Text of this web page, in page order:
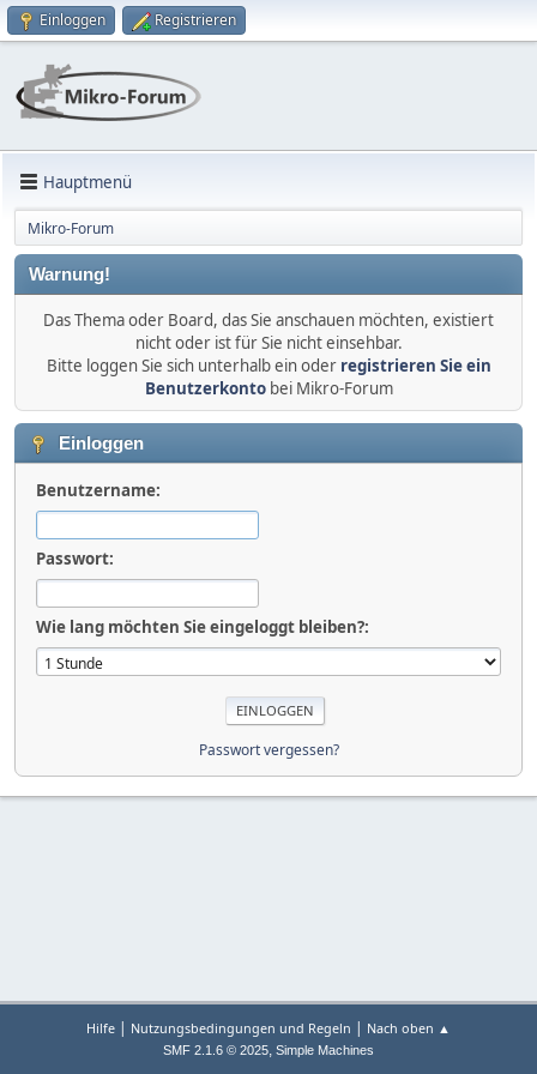
Einloggen Registrieren
Hauptmenü
Mikro-Forum
Warnung!
Das Thema oder Board, das Sie anschauen möchten, existiert
nicht oder ist für Sie nicht einsehbar.
Bitte loggen Sie sich unterhalb ein oder registrieren Sie ein
Benutzerkontobei Mikro-Forum
Einloggen
Benutzername:
Passwort:
Wie lang möchten Sie eingeloggt bleiben?:
Passwort vergessen?
Hilfe | Nutzungsbedingungen und Regeln | Nach oben ▲
SMF 2.1.6 © 2025, Simple Machines